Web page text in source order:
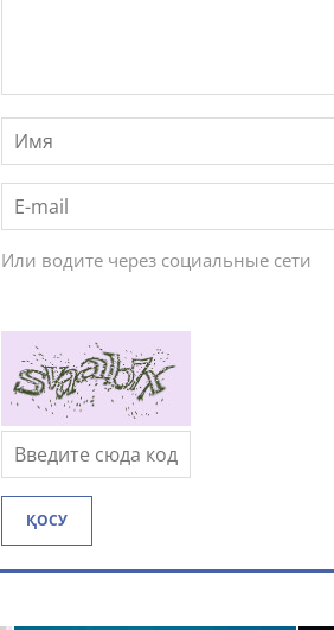
Или водите через социальные сети
ҚОСУ